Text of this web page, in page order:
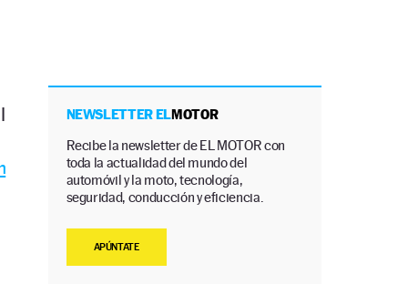
NEWSLETTER ELMOTOR
Recibe la newsletter de EL MOTOR con
toda la actualidad del mundo del
automóvil y la moto, tecnología,
seguridad, conducción y eficiencia.
APÚNTATE